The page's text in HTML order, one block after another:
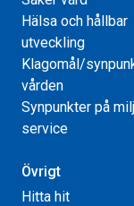
Hälsa och hållbar
utveckling
Klagomål/
vården
Synpunkter på
service
Övrigt
Hitta hit